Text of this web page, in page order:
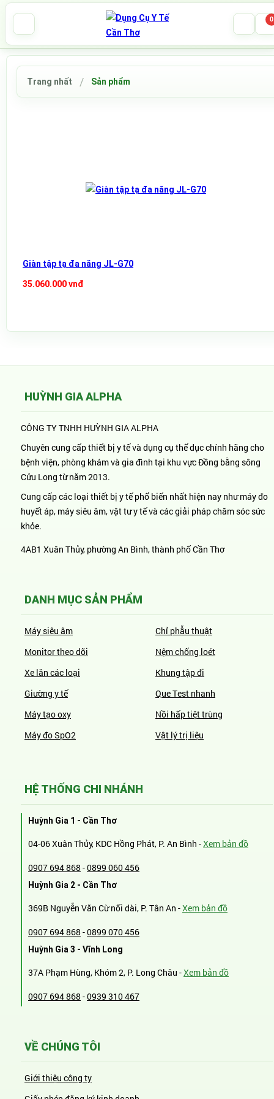
0
Trang nhất Sản phẩm
Giàn tập tạ đa năng JL-G70
35.060.000 vnđ
HUỲNH GIA ALPHA
CÔNG TY TNHH HUỲNH GIA ALPHA
Chuyên cung cấp thiết bị y tế và dụng cụ thể dục chính hãng cho
bệnh viện, phòng khám và gia đình tại khu vực Đồng bằng sông
Cửu Long từ năm 2013.
Cung cấp các loại thiết bị y tế phổ biến nhất hiện nay như máy đo
huyết áp, máy siêu âm, vật tư y tế và các giải pháp chăm sóc sức
khỏe.
4AB1 Xuân Thủy, phường An Bình, thành phố Cần Thơ
DANH MỤC SẢN PHẨM
Máy siêu âm
Monitor theo dõi
Xe lăn các loại
Giường y tế
Máy tạo oxy
Máy đo SpO2
Chỉ phẫu thuật
Nệm chống loét
Khung tập đi
Que Test nhanh
Nồi hấp tiệt trùng
Vật lý trị liệu
HỆ THỐNG CHI NHÁNH
Huỳnh Gia 1 - Cần Thơ
04-06 Xuân Thủy, KDC Hồng Phát, P. An Bình -Xem bản đồ
0907 694 868 -0899 060 456
Huỳnh Gia 2 - Cần Thơ
369B Nguyễn Văn Cừ nối dài, P. Tân An -Xem bản đồ
0907 694 868 -0899 070 456
Huỳnh Gia 3 - Vĩnh Long
37A Phạm Hùng, Khóm 2, P. Long Châu -Xem bản đồ
0907 694 868 -0939 310 467
VỀ CHÚNG TÔI
Giới thiệu công ty